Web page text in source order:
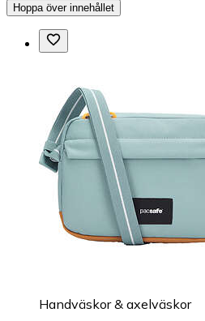
Hoppa över innehållet
Handväskor & axelväskor